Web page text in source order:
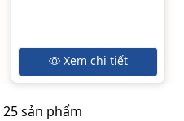
Xem chi tiết
25sản phẩm